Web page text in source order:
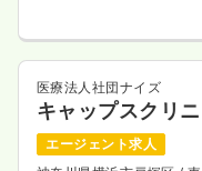
医療法人社団ナイズ
キャップスクリ
エージェント求人